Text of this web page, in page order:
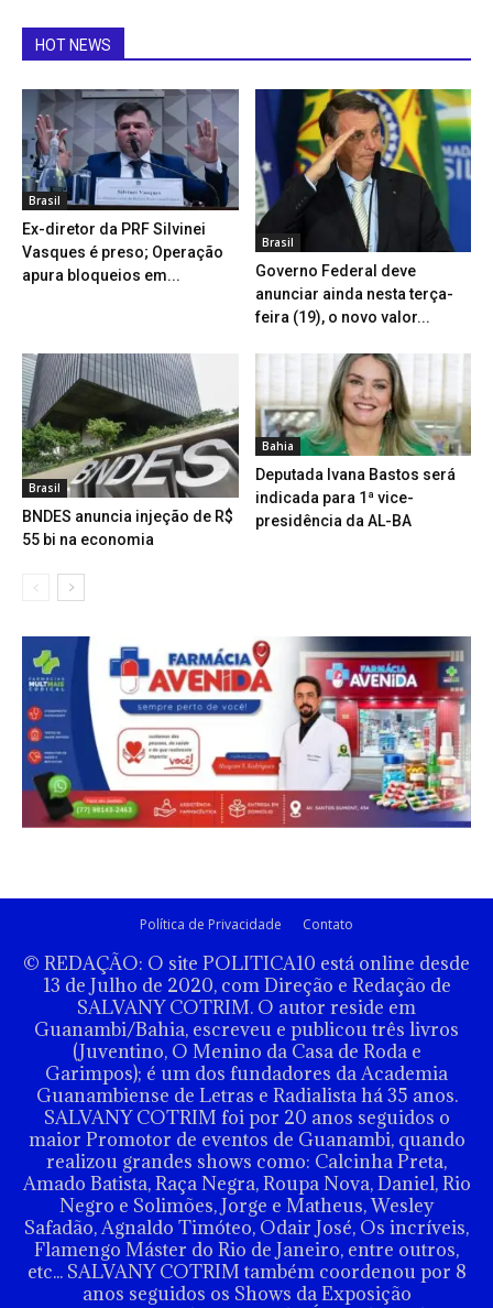
HOT NEWS
Brasil
Ex-diretor da PRF Silvinei
Vasques é preso; Operação
apura bloqueios em...
Brasil
Governo Federal deve
anunciar ainda nesta terça-
feira (19), o novo valor...
Brasil
BNDES anuncia injeção de R$
55 bi na economia
Bahia
Deputada Ivana Bastos será
indicada para 1ª vice-
presidência da AL-BA
Política de Privacidade Contato
© REDAÇÃO: O site POLITICA10 está online desde
13 de Julho de 2020, com Direção e Redação de
SALVANY COTRIM. O autor reside em
Guanambi/Bahia, escreveu e publicou três livros
(Juventino, O Menino da Casa de Roda e
Garimpos); é um dos fundadores da Academia
Guanambiense de Letras e Radialista há 35 anos.
SALVANY COTRIM foi por 20 anos seguidos o
maior Promotor de eventos de Guanambi, quando
realizou grandes shows como: Calcinha Preta,
Amado Batista, Raça Negra, Roupa Nova, Daniel, Rio
Negro e Solimões, Jorge e Matheus, Wesley
Safadão, Agnaldo Timóteo, Odair José, Os incríveis,
Flamengo Máster do Rio de Janeiro, entre outros,
etc... SALVANY COTRIM também coordenou por 8
anos seguidos os Shows da Exposição